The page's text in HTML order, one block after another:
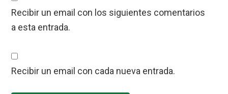
Recibir un email con los siguientes comentarios
a esta entrada.
Recibir un email con cada nueva entrada.